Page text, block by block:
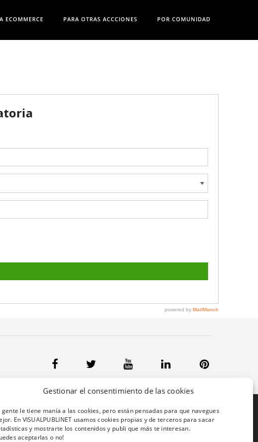
Gestionar el consentimiento de las cookies
gente le tiene manía a las cookies, pero están pensadas para que navegues
En VISUALPUBLINET usamos cookies propias y de terceros para sacar
y mostrarte los contenidos y publi que más te interesan.
aceptarlas o no!
ECOMMERCE PARA OTRAS ACCCIONES POR COMUNIDAD
981 12 95 03
911 09 41 02